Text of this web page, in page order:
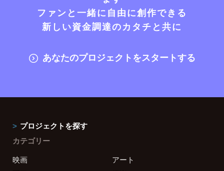
ファンと一緒に自由に創作できる
新しい資金調達のカタチと共に
あなたのプロジェクトをスタートする
プロジェクトを探す
カテゴリー
映画
アート